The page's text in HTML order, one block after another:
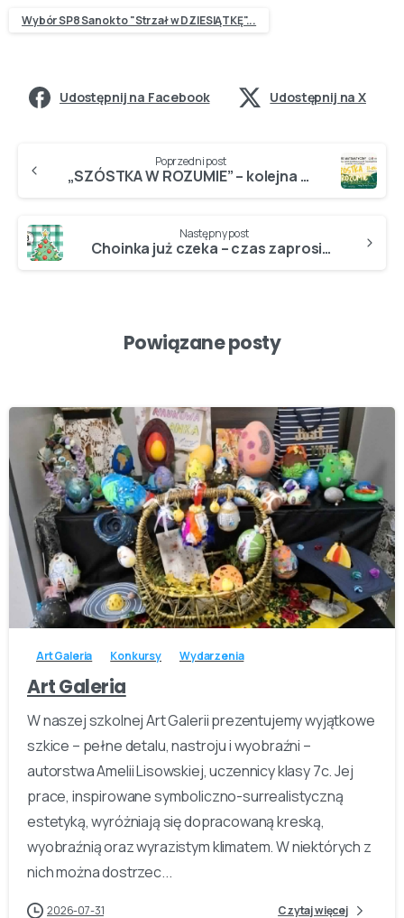
Wybór SP8 Sanok to "Strzał w DZIESIĄTKĘ"...
Udostępnij na Facebook Udostępnij na X
Poprzedni post
„SZÓSTKA W ROZUMIE” – kolejna edycja konkursu – ZAPRASZAMY…
Następny post
Choinka już czeka – czas zaprosić do szkoły świąteczną atmosferę!
Powiązane posty
-
Art Galeria Konkursy Wydarzenia
Art Galeria
W naszej szkolnej Art Galerii prezentujemy wyjątkowe
szkice – pełne detalu, nastroju i wyobraźni –
autorstwa Amelii Lisowskiej, uczennicy klasy 7c. Jej
prace, inspirowane symboliczno-surrealistyczną
estetyką, wyróżniają się dopracowaną kreską,
wyobraźnią oraz wyrazistym klimatem. W niektórych z
nich można dostrzec...
2026-07-31 Czytaj więcej